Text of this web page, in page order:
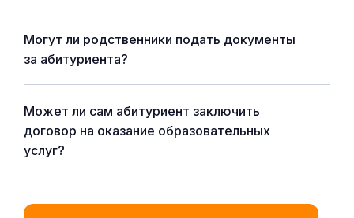
Могут ли родственники подать документы
за абитуриента?
Может ли сам абитуриент заключить
договор на оказание образовательных
услуг?